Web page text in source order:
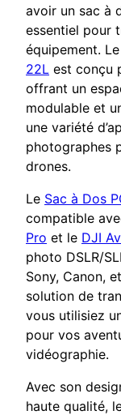
avoir un sac à
essentiel pour
équipement. Le
22L est conçu
offrant un
modulable et
une variété
photographes
drones.
Le Sac à Dos
compatible
Pro et le DJI
photo DSLR/
Sony, Canon,
solution de
vous utilisiez
pour vos
vidéographie.
Avec son
haute qualité,